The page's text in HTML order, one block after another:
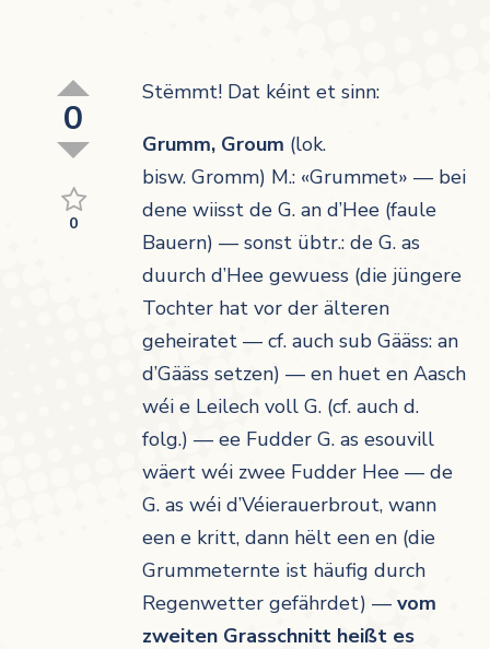
0
0
Stëmmt! Dat kéint et sinn:
Grumm, Groum (lok.
bisw.Gromm) M.:«Grummet» — bei
dene wiisst de G. an d’Hee (faule
Bauern) — sonst übtr.:de G. as
duurch d’Hee gewuess (die jüngere
Tochter hat vor der älteren
geheiratet — cf. auch subGääss: an
d’Gääss setzen) — en huet en Aasch
wéi e Leilech voll G. (cf. auch d.
folg.) — ee Fudder G. as esouvill
wäert wéi zwee Fudder Hee — de
G. as wéi d’Véierauerbrout, wann
een e kritt, dann hëlt een en (die
Grummeternte ist häufig durch
Regenwetter gefährdet) — vom
zweiten Grasschnitt heißt es